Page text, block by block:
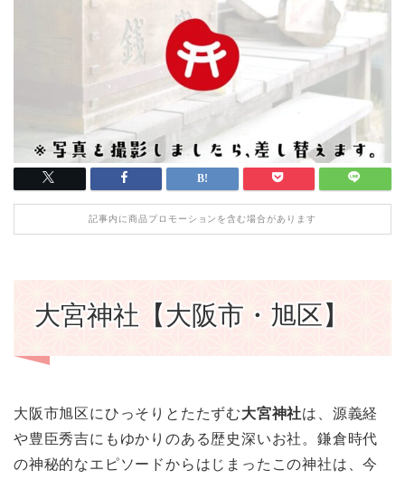
記事内に商品プロモーションを含む場合があります
大宮神社【大阪市・旭区】
大阪市旭区にひっそりとたたずむ大宮神社は、源義経
や豊臣秀吉にもゆかりのある歴史深いお社。鎌倉時代
の神秘的なエピソードからはじまったこの神社は、今